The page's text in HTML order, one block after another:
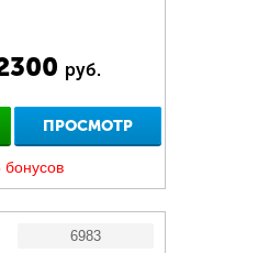
руб.
ПРОСМОТР
бонусов
6983